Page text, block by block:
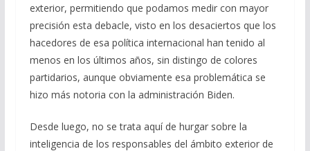
exterior, permitiendo que podamos medir con mayor
precisión esta debacle, visto en los desaciertos que los
hacedores de esa política internacional han tenido al
menos en los últimos años, sin distingo de colores
partidarios, aunque obviamente esa problemática se
hizo más notoria con la administración Biden.
Desde luego, no se trata aquí de hurgar sobre la
inteligencia de los responsables del ámbito exterior de